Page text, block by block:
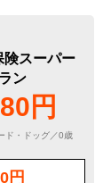
険スーパー
ン
円
ド・ドッグ／0歳
円